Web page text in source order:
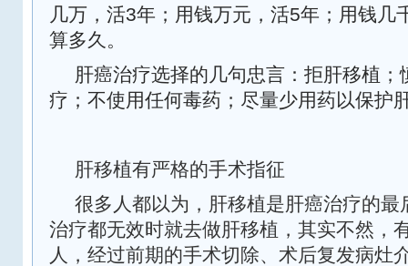
几万，活3年；用钱万元，活5年；用钱几
算多久。
肝癌治疗选择的几句忠言：拒肝移植；
疗；不使用任何毒药；尽量少用药以保护
肝移植有严格的手术指征
很多人都以为，肝移植是肝癌治疗的最
治疗都无效时就去做肝移植，其实不然，
人，经过前期的手术切除、术后复发病灶